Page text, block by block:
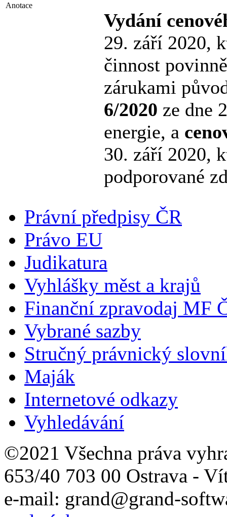
Anotace
Vydání
29. září 2020,
činnost
zárukami
6/2020 ze dne
energie, a
30. září 2020,
podporované
Právní předpisy ČR
Právo EU
Judikatura
Vyhlášky měst a krajů
Finanční zpravodaj MF
Vybrané sazby
Stručný právnický
Maják
Internetové odkazy
Vyhledávání
©2021 Všechna práva
653/40 703 00 Ostrava -
e-mail: grand@grand-